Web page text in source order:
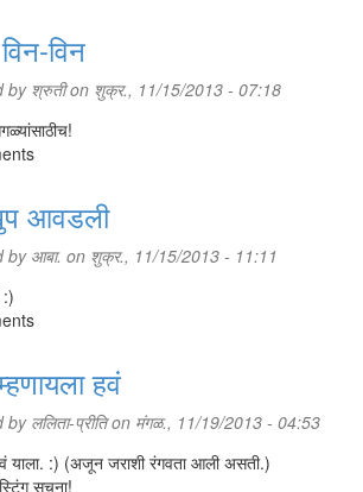
विन
by श्रुतीon शुक्र., 11/15/2013 - 07:18
आवडली
by आबा. on शुक्र., 11/15/2013 - 11:11
हवं
by ललिता-प्रीतिon मंगळ., 11/19/2013 - 04:53
याला. :) (अजून जराशी रंगवता आली असती.)
सूचना!